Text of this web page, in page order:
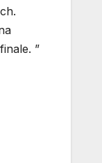
”